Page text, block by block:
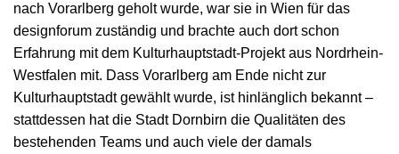
nach Vorarlberg geholt wurde, war sie in Wien für das
designforum zuständig und brachte auch dort schon
Erfahrung mit dem Kulturhauptstadt-Projekt aus Nordrhein-
Westfalen mit. Dass Vorarlberg am Ende nicht zur
Kulturhauptstadt gewählt wurde, ist hinlänglich bekannt –
stattdessen hat die Stadt Dornbirn die Qualitäten des
bestehenden Teams und auch viele der damals